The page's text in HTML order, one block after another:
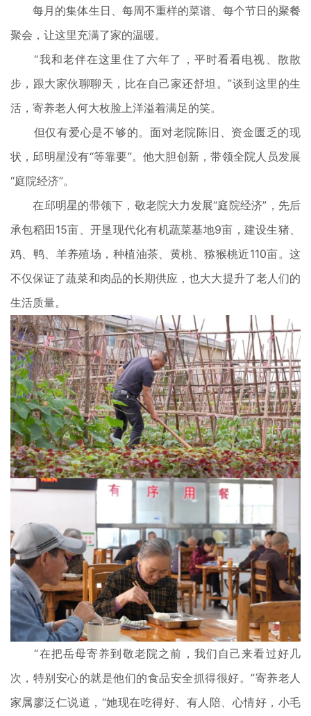
每月的集体生日、每周不重样的菜谱、每个节日的聚餐
聚会，让这里充满了家的温暖。
“我和老伴在这里住了六年了，平时看看电视、散散
步，跟大家伙聊聊天，比在自己家还舒坦。”谈到这里的生
活，寄养老人何大枚脸上洋溢着满足的笑。
但仅有爱心是不够的。面对老院陈旧、资金匮乏的现
状，邱明星没有“等靠要”。他大胆创新，带领全院人员发展
“庭院经济”。
在邱明星的带领下，敬老院大力发展“庭院经济”，先后
承包稻田15亩、开垦现代化有机蔬菜基地9亩，建设生猪、
鸡、鸭、羊养殖场，种植油茶、黄桃、猕猴桃近110亩。这
不仅保证了蔬菜和肉品的长期供应，也大大提升了老人们的
生活质量。
“在把岳母寄养到敬老院之前，我们自己来看过好几
次，特别安心的就是他们的食品安全抓得很好。”寄养老人
家属廖泛仁说道，“她现在吃得好、有人陪、心情好，小毛